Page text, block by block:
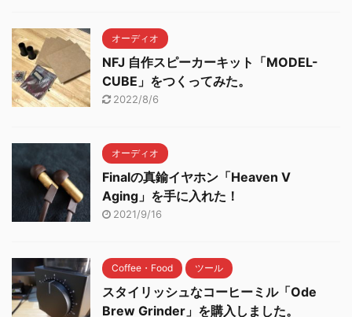
オーディオ
NFJ 自作スピーカーキット「MODEL-
CUBE」をつくってみた。
2022/8/6
オーディオ
Finalの真鍮イヤホン「Heaven V
Aging」を手に入れた！
2021/9/16
Coffee・Food ツール
スタイリッシュなコーヒーミル「Ode
Brew Grinder」を購入しました。